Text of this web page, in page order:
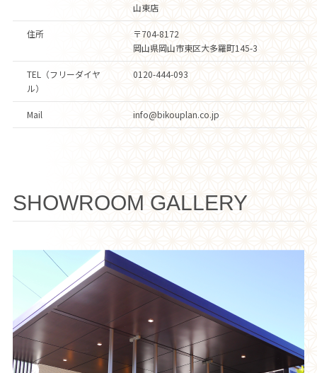
山東店
住所
〒704-8172
岡山県岡山市東区大多羅町145-3
TEL（フリーダイヤ
ル）
0120-444-093
Mail info@bikouplan.co.jp
SHOWROOM GALLERY